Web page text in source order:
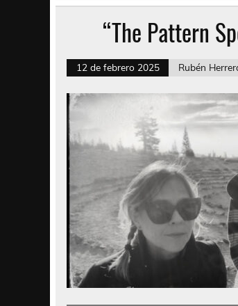
“The Pattern
12 de febrero 2025 Rubén